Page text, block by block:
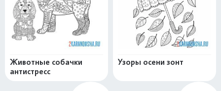
Животные собачки
антистресс
Узоры осени зонт